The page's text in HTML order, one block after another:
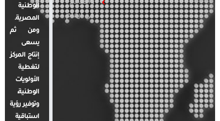
والعالم
في أرقام
الوطنية
المصرية.
ومن ثم
يسعى
إنتاج المركز
لتغطية
الأولويات
الوطنية،
وتوفير رؤية
استباقية